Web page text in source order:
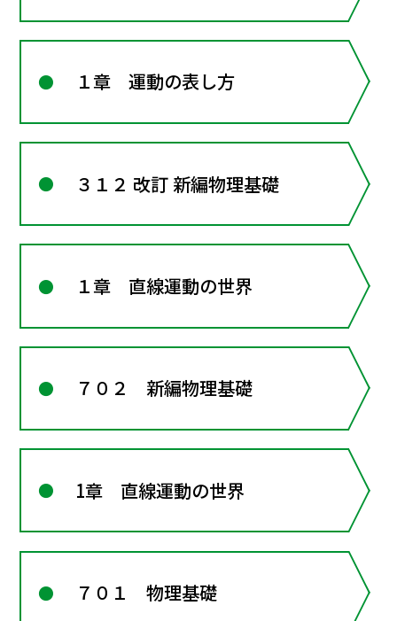
１章 運動の表し方
３１２ 改訂 新編物理基礎
１章 直線運動の世界
７０２ 新編物理基礎
1章 直線運動の世界
７０１ 物理基礎